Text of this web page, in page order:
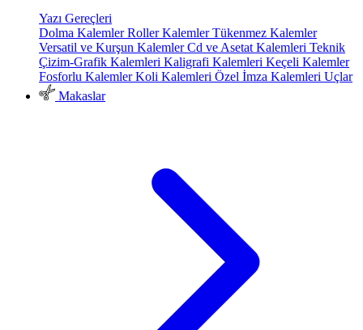
Yazı Gereçleri
Dolma KalemlerRoller KalemlerTükenmez Kalemler
Versatil ve Kurşun KalemlerCd ve Asetat Kalemleri Teknik
Çizim-Grafik Kalemleri Kaligrafi Kalemleri Keçeli Kalemler
Fosforlu KalemlerKoli Kalemleri Özel İmza Kalemleri Uçlar
Makaslar